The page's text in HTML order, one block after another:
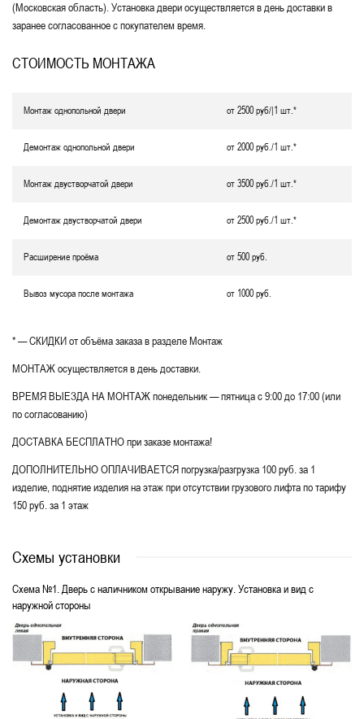
(Московская область). Установка двери осуществляется в день доставки в
заранее согласованное с покупателем время.
СТОИМОСТЬ МОНТАЖА
Монтаж однопольной двери от 2500 руб/|1 шт.*
Демонтаж однопольной двери от 2000 руб./1 шт.*
Монтаж двустворчатой двери от 3500 руб./1 шт.*
Демонтаж двустворчатой двери от 2500 руб./1 шт.*
Расширение проёма от 500 руб.
Вывоз мусора после монтажа от 1000 руб.
* — СКИДКИ от объёма заказа в разделе Монтаж
МОНТАЖ осуществляется в день доставки.
ВРЕМЯ ВЫЕЗДА НА МОНТАЖ понедельник — пятница с 9:00 до 17:00 (или
по согласованию)
ДОСТАВКА БЕСПЛАТНО при заказе монтажа!
ДОПОЛНИТЕЛЬНО ОПЛАЧИВАЕТСЯ погрузка/разгрузка 100 руб. за 1
изделие, поднятие изделия на этаж при отсутствии грузового лифта по тарифу
150 руб. за 1 этаж
Схемы установки
Схема №1. Дверь с наличником открывание наружу. Установка и вид с
наружной стороны